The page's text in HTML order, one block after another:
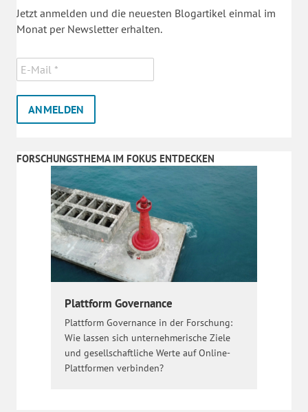
Jetzt anmelden und die neuesten Blogartikel einmal im
Monat per Newsletter erhalten.
FORSCHUNGSTHEMA IM FOKUS ENTDECKEN
Plattform Governance
Plattform Governance in der Forschung:
Wie lassen sich unternehmerische Ziele
und gesellschaftliche Werte auf Online-
Plattformen verbinden?